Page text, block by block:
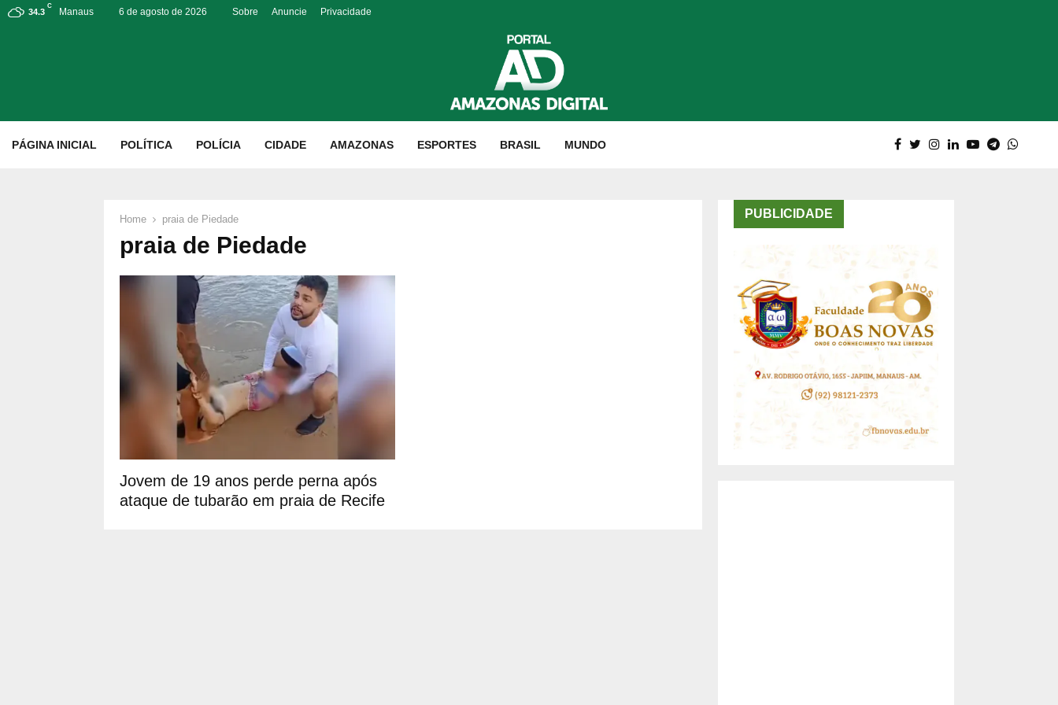
34.3
C
Manaus 6 de agosto de 2026 Sobre Anuncie Privacidade
PÁGINA INICIAL POLÍTICA POLÍCIA CIDADE AMAZONAS ESPORTES BRASIL MUNDO
Home praia de Piedade
praia de Piedade
Jovem de 19 anos perde perna após
ataque de tubarão em praia de Recife
PUBLICIDADE